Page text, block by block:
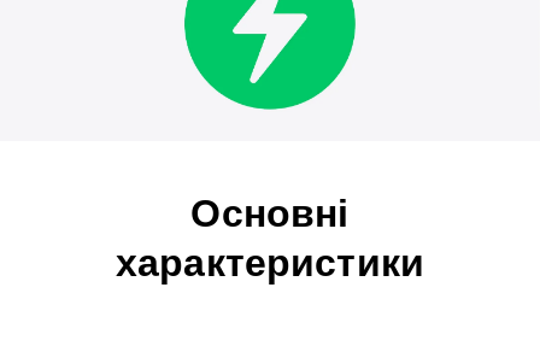
Основні
характеристики